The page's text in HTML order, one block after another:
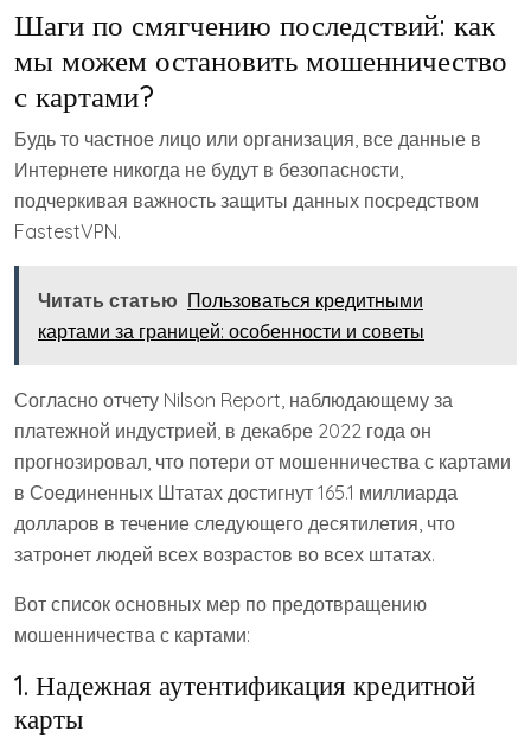
Шаги по смягчению последствий: как
мы можем остановить мошенничество
с картами?
Будь то частное лицо или организация, все данные в
Интернете никогда не будут в безопасности,
подчеркивая важность защиты данных посредством
FastestVPN.
Читать статью Пользоваться кредитными
картами за границей: особенности и советы
Согласно отчету Nilson Report, наблюдающему за
платежной индустрией, в декабре 2022 года он
прогнозировал, что потери от мошенничества с картами
в Соединенных Штатах достигнут 165.1 миллиарда
долларов в течение следующего десятилетия, что
затронет людей всех возрастов во всех штатах.
Вот список основных мер по предотвращению
мошенничества с картами:
1. Надежная аутентификация кредитной
карты